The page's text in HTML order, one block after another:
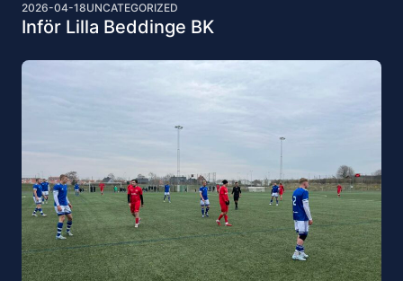
2026-04-18UNCATEGORIZED
Inför Lilla Beddinge BK